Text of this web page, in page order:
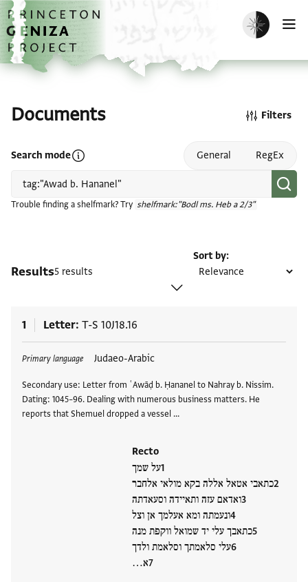
Skip to main content
home
Enable dark
Documents
Search modeOpen search mode help General RegEx
Trouble finding a shelfmark? Try shelfmark:"Bodl ms. Heb a 2/3"
Filters
Results5 results
Sort by
1 Letter T-S 10J18.16
Primary language Judaeo-Arabic
Secondary use: Letter from ʿAwāḍ b. Ḥananel to Nahray b. Nissim.
Dating: 1045–96. Dealing with numerous business matters. He
reports that Shemuel dropped a vessel …
Recto
על שמך
כתאבי אטאל אללה בקא מולאי אלחבר
ואדאם עזה ותאיידה וסעאדתה
ונעמתה ומא אעלמך אן וצל
כתאבך עלי יד שמואל ווקפת מנה
עלי סלאמתך וסלאמת ולדך
א…
Tags